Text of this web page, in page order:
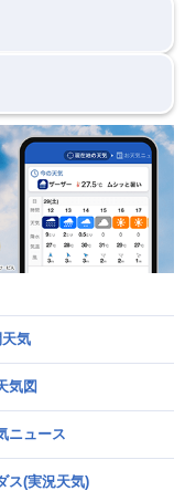
気
気図
ニュース
ス(実況天気)